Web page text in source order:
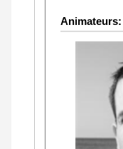
Animateurs: